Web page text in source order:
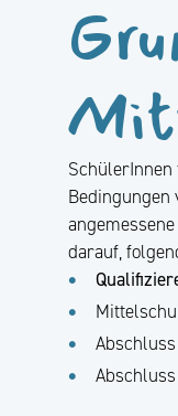
SchülerInnen
Bedingungen
darauf,